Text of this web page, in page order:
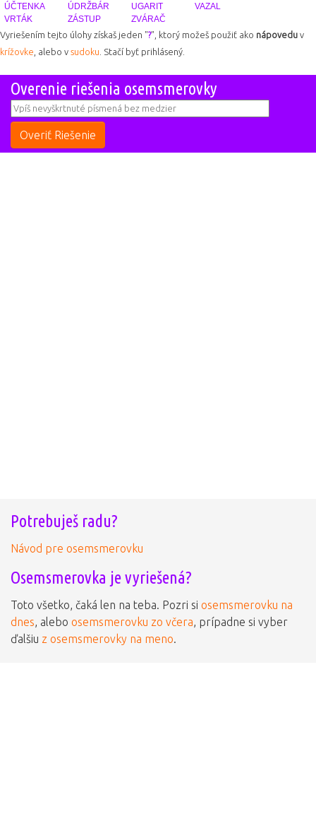
ÚČTENKA
ÚDRŽBÁR UGARIT
VAZAL
VRTÁK
ZÁSTUP
ZVÁRAČ
Vyriešením tejto úlohy získaš jeden "?", ktorý možeš použiť ako nápovedu v
krížovke , alebo v sudoku . Stačí byť prihlásený.
Overenie riešenia osemsmerovky
Potrebuješ radu?
Návod pre osemsmerovku
Osemsmerovka je vyriešená?
Toto všetko, čaká len na teba. Pozri si osemsmerovku na
dnes , alebo osemsmerovku zo včera , prípadne si vyber
ďalšiu z osemsmerovky na meno